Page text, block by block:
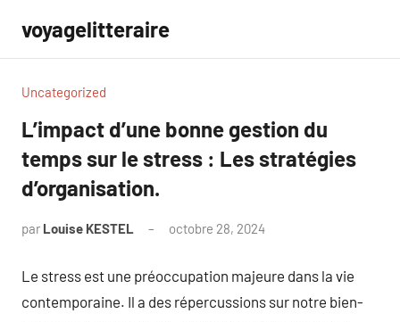
contenu
voyagelitteraire
Uncategorized
L’impact d’une bonne gestion du
temps sur le stress : Les stratégies
d’organisation.
par Louise KESTEL octobre 28, 2024
Le stress est une préoccupation majeure dans la vie
contemporaine. Il a des répercussions sur notre bien-